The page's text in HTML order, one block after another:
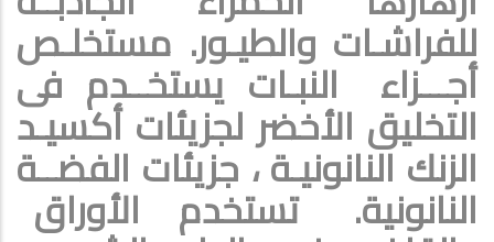
للفراشـات والطيـور. مستخلـص
أجـــزاء النبـات يستخــدم فى
التخليق الأخضر لجزيئات أكسيـد
الزنك النانونيـة ، جزيئات الفضــة
النانونية. تستخدم الأوراق